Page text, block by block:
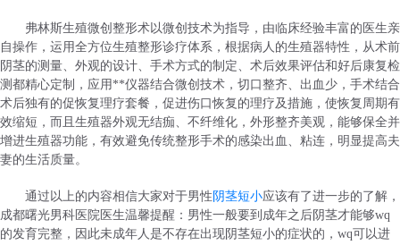
弗林斯生殖微创整形术以微创技术为指导，由临床经验丰富的医生亲
自操作，运用全方位生殖整形诊疗体系，根据病人的生殖器特性，从术前
阴茎的测量、外观的设计、手术方式的制定、术后效果评估和好后康复检
测都精心定制，应用**仪器结合微创技术，切口整齐、出血少，手术结合
术后独有的促恢复理疗套餐，促进伤口恢复的理疗及措施，使恢复周期有
效缩短，而且生殖器外观无结痂、不纤维化，外形整齐美观，能够保全并
增进生殖器功能，有效避免传统整形手术的感染出血、粘连，明显提高夫
妻的生活质量。
通过以上的内容相信大家对于男性 阴茎短小应该有了进一步的了解，
成都曙光男科医院医生温馨提醒：男性一般要到成年之后阴茎才能够wq
的发育完整，因此未成年人是不存在出现阴茎短小的症状的，wq可以进